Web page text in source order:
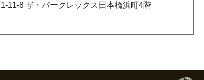
11-8 ザ・パークレックス日本橋浜町4階